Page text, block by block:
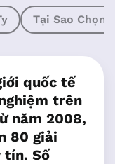
Tại Sao Chọn
quốc tế
trên
năm 2008,
80 giải
tín. Số